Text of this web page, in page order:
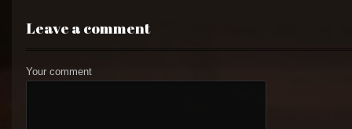
Leave a comment
Your comment